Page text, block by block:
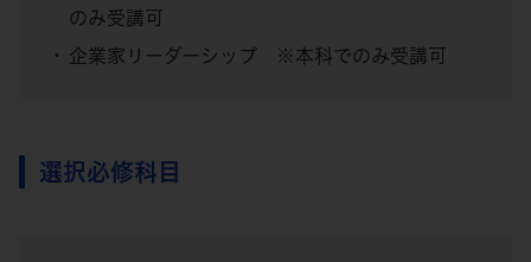
のみ受講可
企業家リーダーシップ ※本科でのみ受講可
選択必修科目